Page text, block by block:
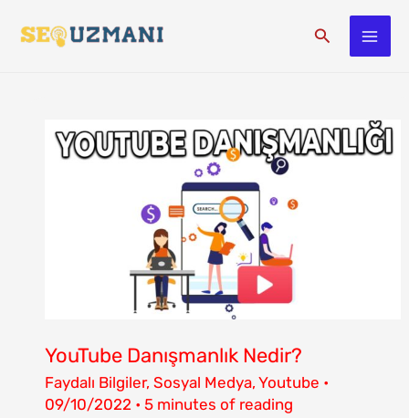
atla
Arama
YouTube Danışmanlık Nedir?
Faydalı Bilgiler,Sosyal Medya,Youtube •
09/10/2022 •5 minutes of reading